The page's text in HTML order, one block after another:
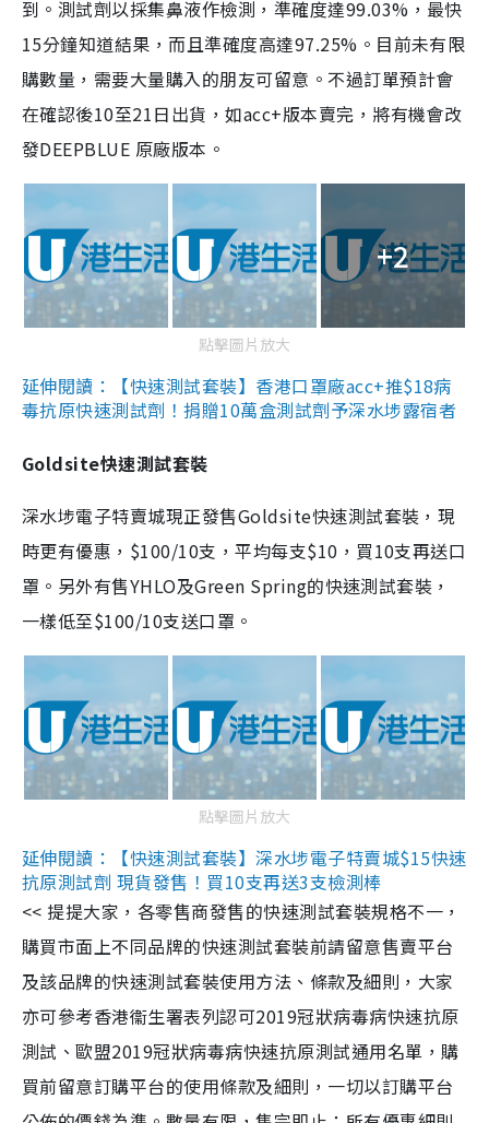
到。測試劑以採集鼻液作檢測，準確度達99.03%，最快
15分鐘知道結果，而且準確度高達97.25%。目前未有限
購數量，需要大量購入的朋友可留意。不過訂單預計會
在確認後10至21日出貨，如acc+版本賣完，將有機會改
發DEEPBLUE 原廠版本。
+2
點擊圖片放大
延伸閱讀：【快速測試套裝】香港口罩廠acc+推$18病
毒抗原快速測試劑！捐贈10萬盒測試劑予深水埗露宿者
Goldsite快速測試套裝
深水埗電子特賣城現正發售Goldsite快速測試套裝，現
時更有優惠，$100/10支，平均每支$10，買10支再送口
罩。另外有售YHLO及Green Spring的快速測試套裝，
一樣低至$100/10支送口罩。
點擊圖片放大
延伸閱讀：【快速測試套裝】深水埗電子特賣城$15快速
抗原測試劑 現貨發售！買10支再送3支檢測棒
<< 提提大家，各零售商發售的快速測試套裝規格不一，
購買市面上不同品牌的快速測試套裝前請留意售賣平台
及該品牌的快速測試套裝使用方法、條款及細則，大家
亦可參考香港衞生署表列認可2019冠狀病毒病快速抗原
測試、歐盟2019冠狀病毒病快速抗原測試通用名單，購
買前留意訂購平台的使用條款及細則，一切以訂購平台